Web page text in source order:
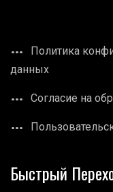
Политика
данных
Согласие на
Быстрый